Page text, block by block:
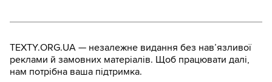
TEXTY.ORG.UA — незалежне видання без навʼязливої
реклами й замовних матеріалів. Щоб працювати далі,
нам потрібна ваша підтримка.